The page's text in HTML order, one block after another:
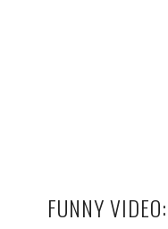
FUNNY